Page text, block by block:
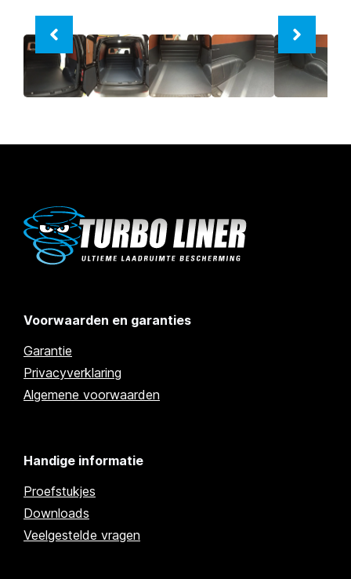
Voorwaarden en garanties
Garantie
Privacyverklaring
Algemene voorwaarden
Handige informatie
Proefstukjes
Downloads
Veelgestelde vragen